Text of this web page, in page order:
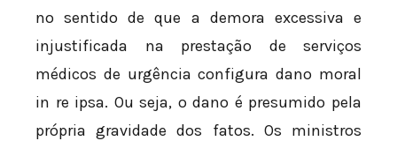
no sentido de que a demora excessiva e
injustificada na prestação de serviços
médicos de urgência configura dano moral
in re ipsa. Ou seja, o dano é presumido pela
própria gravidade dos fatos. Os ministros